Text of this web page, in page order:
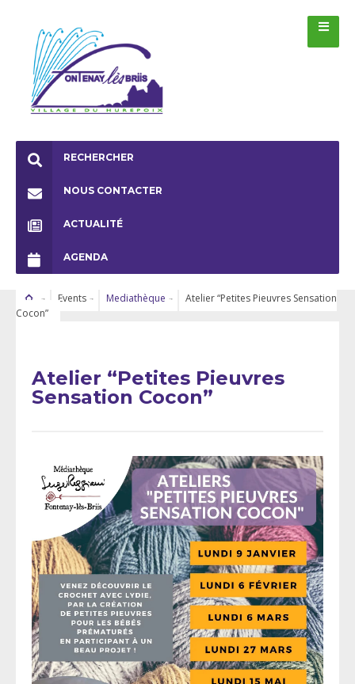
RECHERCHER
NOUS CONTACTER
ACTUALITÉ
AGENDA
Events Mediathèque
Atelier “Petites Pieuvres Sensation
Cocon”
Atelier “Petites Pieuvres
Sensation Cocon”